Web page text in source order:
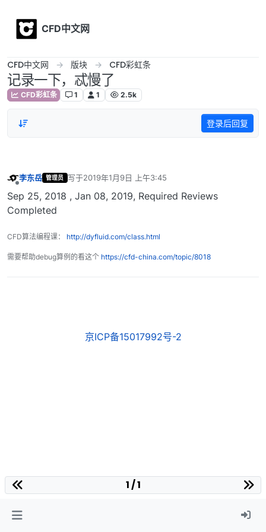
CFD中文网
CFD中文网 版块 CFD彩虹条
记录一下，忒慢了
CFD彩虹条 1 1 2.5k
登录后回复
李东岳 管理员 写于2019年1月9日 上午3:45
最后由 编辑
Sep 25, 2018 , Jan 08, 2019, Required Reviews
Completed
CFD算法编程课： http://dyfluid.com/class.html
需要帮助debug算例的看这个 https://cfd-china.com/topic/8018
京ICP备15017992号-2
1 / 1